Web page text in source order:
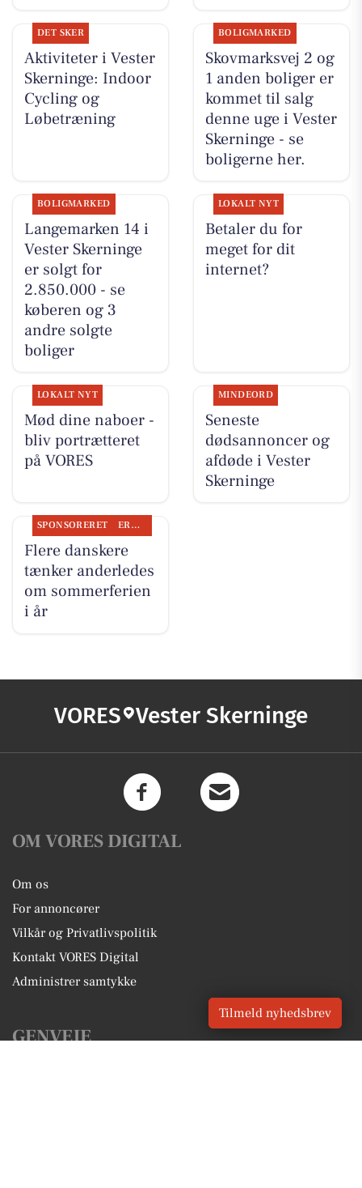
DET SKER
Aktiviteter i Vester
Skerninge: Indoor
Cycling og
Løbetræning
BOLIGMARKED
Skovmarksvej 2 og
1 anden boliger er
kommet til salg
denne uge i Vester
Skerninge - se
boligerne her.
BOLIGMARKED
Langemarken 14 i
Vester Skerninge
er solgt for
2.850.000 - se
køberen og 3
andre solgte
boliger
LOKALT NYT
Betaler du for
meget for dit
internet?
LOKALT NYT
Mød dine naboer -
bliv portrætteret
på VORES
MINDEORD
Seneste
dødsannoncer og
afdøde i Vester
Skerninge
SPONSORERET ERHVERV
Flere danskere
tænker anderledes
om sommerferien
i år
VORES Vester Skerninge
OM VORES DIGITAL
Om os
For annoncører
Vilkår og Privatlivspolitik
Kontakt VORES Digital
Administrer samtykke
GENVEJE
Tilmeld nyhedsbrev